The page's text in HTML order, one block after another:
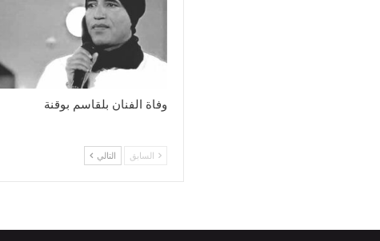
وفاة الفنان بلقاسم بوقنة
السابق التالي